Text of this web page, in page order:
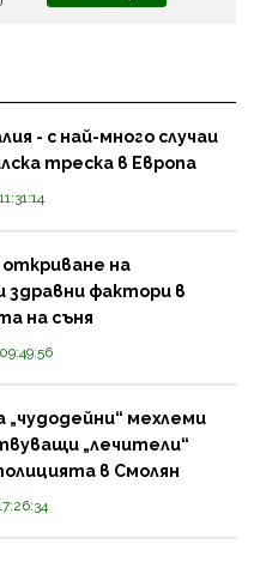
- с най-много случаи
треска в Европа
откриване на
здравни фактори в
на съня
„чудодейни“ мехлеми
„лечители“
в Смолян